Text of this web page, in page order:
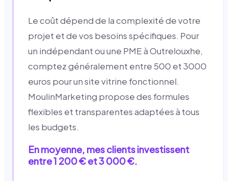
Le coût dépend de la complexité de votre
projet et de vos besoins spécifiques. Pour
un indépendant ou une PME à Outrelouxhe,
comptez généralement entre 500 et 3000
euros pour un site vitrine fonctionnel.
MoulinMarketing propose des formules
flexibles et transparentes adaptées à tous
les budgets.
En moyenne, mes clients investissent
entre 1 200 € et 3 000 €.